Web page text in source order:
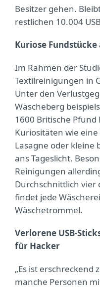
Besitzer gehen.
restlichen 10.004
Kuriose
Im Rahmen der
Textilreinigungen in
Unter den
Wäscheberg
1600 Britische Pfund
Kuriositäten wie
Lasagne oder kleine
ans Tageslicht.
Reinigungen
Durchschnittlich vier
findet jede
Wäschetrommel.
Verlorene USB-
für Hacker
„Es ist erschreckend
manche Personen